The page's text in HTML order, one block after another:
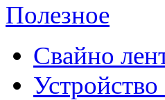
Полезное
Свайно